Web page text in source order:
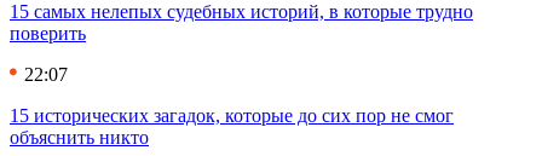
15 самых нелепых судебных историй, в которые трудно
поверить
22:07
15 исторических загадок, которые до сих пор не смог
объяснить никто